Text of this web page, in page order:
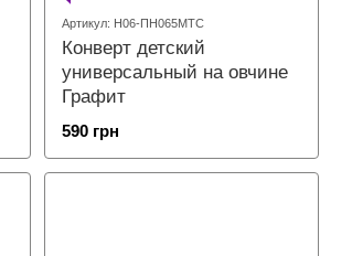
Артикул: Н06-ПН065МТС
Конверт детский
универсальный на овчине
Графит
590 грн